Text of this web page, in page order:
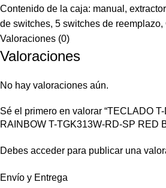
Contenido de la caja: manual,
de switches, 5 switches de
Valoraciones (0)
Valoraciones
No hay valoraciones aún.
Sé el primero en valorar “TECLADO
RAINBOW T-TGK313W-RD-SP RED
Debes acceder para publicar una
Envío y Entrega